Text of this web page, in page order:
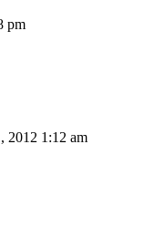
pm
2012 1:12 am